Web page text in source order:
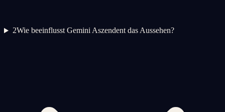
2Wie beeinflusst Gemini Aszendent das Aussehen?